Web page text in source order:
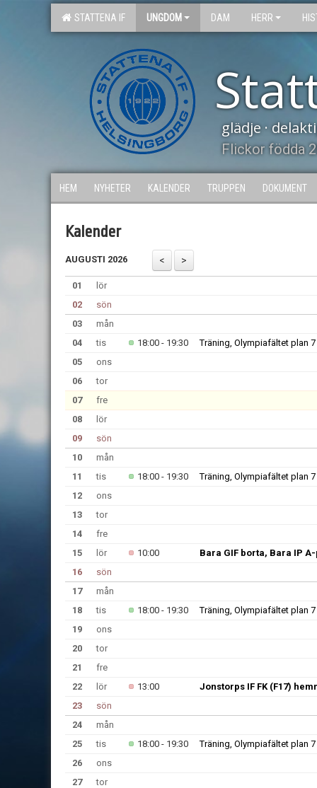
STATTENA IF UNGDOM DAM HERR
glädje ·
Flickor födda
HEM NYHETER KALENDER TRUPPEN DOKUMENT
Kalender
AUGUSTI 2026
01
lör
02
sön
03
mån
04
tis 18:00 - 19:30
Träning, Olympiafältet plan 7
05
ons
06
tor
07
fre
08
lör
09
sön
10
mån
11
tis 18:00 - 19:30
Träning, Olympiafältet plan 7
12
ons
13
tor
14
fre
15
lör 10:00
Bara GIF borta, Bara IP
16
sön
17
mån
18
tis 18:00 - 19:30
Träning, Olympiafältet plan 7
19
ons
20
tor
21
fre
22
lör 13:00
Jonstorps IF FK (F17)
23
sön
24
mån
25
tis 18:00 - 19:30
Träning, Olympiafältet plan 7
26
ons
27
tor